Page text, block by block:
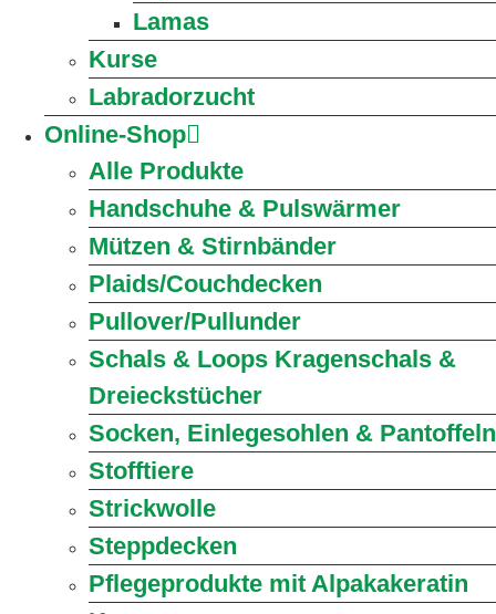
Lamas
Kurse
Labradorzucht
Online-Shop
Alle Produkte
Handschuhe & Pulswärmer
Mützen & Stirnbänder
Plaids/Couchdecken
Pullover/Pullunder
Schals & Loops Kragenschals &
Dreieckstücher
Socken, Einlegesohlen & Pantoffeln
Stofftiere
Strickwolle
Steppdecken
Pflegeprodukte mit Alpakakeratin